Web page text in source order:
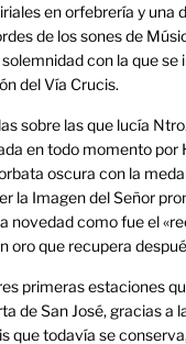
en orfebrería y una
de los sones de
con la que se
del Vía Crucis.
sobre las que lucía
en todo momento por
oscura con la
la Imagen del Señor
novedad como fue el
oro que recupera
primeras estaciones
de San José, gracias a
que todavía se